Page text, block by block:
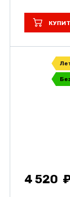
4 520